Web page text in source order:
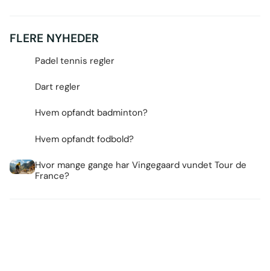
FLERE NYHEDER
Padel tennis regler
Dart regler
Hvem opfandt badminton?
Hvem opfandt fodbold?
Hvor mange gange har Vingegaard vundet Tour de
France?